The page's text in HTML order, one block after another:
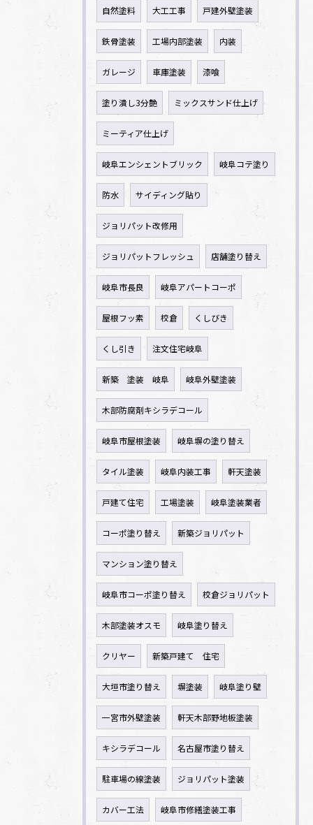
自然塗料 大工工事 戸建外壁塗装
鉄骨塗装 工場内部塗装 内装
ガレージ 車庫塗装 漆喰
塗り潰し3分艶 ミックスサンド仕上げ
ミーティア仕上げ
岐阜エンシェントブリック 岐阜コテ塗り
防水 サイディング貼り
ジョリパット改修用
ジョリパットフレッシュ 店舗塗り替え
岐阜市長良 岐阜アパートコーポ
屋根フッ素 校倉 くしびき
くし引き 注文住宅岐阜
新築 塗装 岐阜 岐阜外壁塗装
木部防腐剤キシラデコール
岐阜市屋根塗装 岐阜塀の塗り替え
タイル塗装 岐阜内装工事 軒天塗装
戸建て住宅 工場塗装 岐阜塗装業者
コーポ塗り替え 新築ジョリパット
マンション塗り替え
岐阜市コーポ塗り替え 校倉ジョリパット
木部塗装オスモ 岐阜塗り替え
クリヤー 新築戸建て 住宅
大垣市塗り替え 塀塗装 岐阜塗り壁
一宮市外壁塗装 軒天木部野地板塗装
キシラデコール 名古屋市塗り替え
駐車場の線塗装 ジョリパット塗装
カバー工法 岐阜市修繕塗装工事